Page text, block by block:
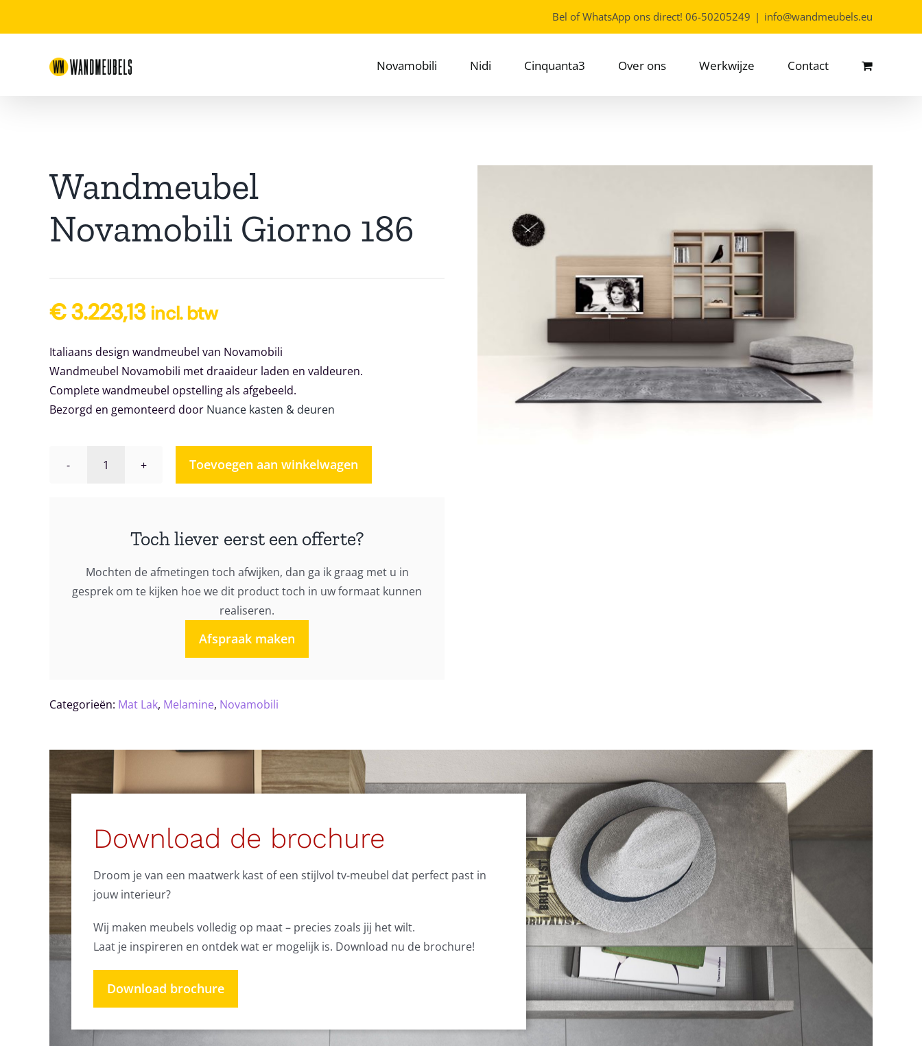
Bel of WhatsApp ons direct! 06-50205249 | info@wandmeubels.eu
Novamobili Nidi Cinquanta3 Over ons Werkwijze Contact
Wandmeubel
Novamobili Giorno 186
€3.223,13 incl. btw
Italiaans design wandmeubel van Novamobili
Wandmeubel Novamobili met draaideur laden en valdeuren.
Complete wandmeubel opstelling als afgebeeld.
Bezorgd en gemonteerd door Nuance kasten & deuren
Wandmeubel
aantal
Toevoegen aan winkelwagen
Toch liever eerst een offerte?
Mochten de afmetingen toch afwijken, dan ga ik graag met u in
gesprek om te kijken hoe we dit product toch in uw formaat kunnen
realiseren.
Afspraak maken
Categorieën: Mat Lak, Melamine, Novamobili
Download de brochure
Droom je van een maatwerk kast of een stijlvol tv-meubel dat perfect past in
jouw interieur?
Wij maken meubels volledig op maat – precies zoals jij het wilt.
Laat je inspireren en ontdek wat er mogelijk is. Download nu de brochure!
Download brochure